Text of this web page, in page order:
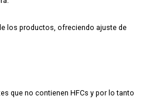
los productos, ofreciendo ajuste de
que no contienen HFCs y por lo tanto